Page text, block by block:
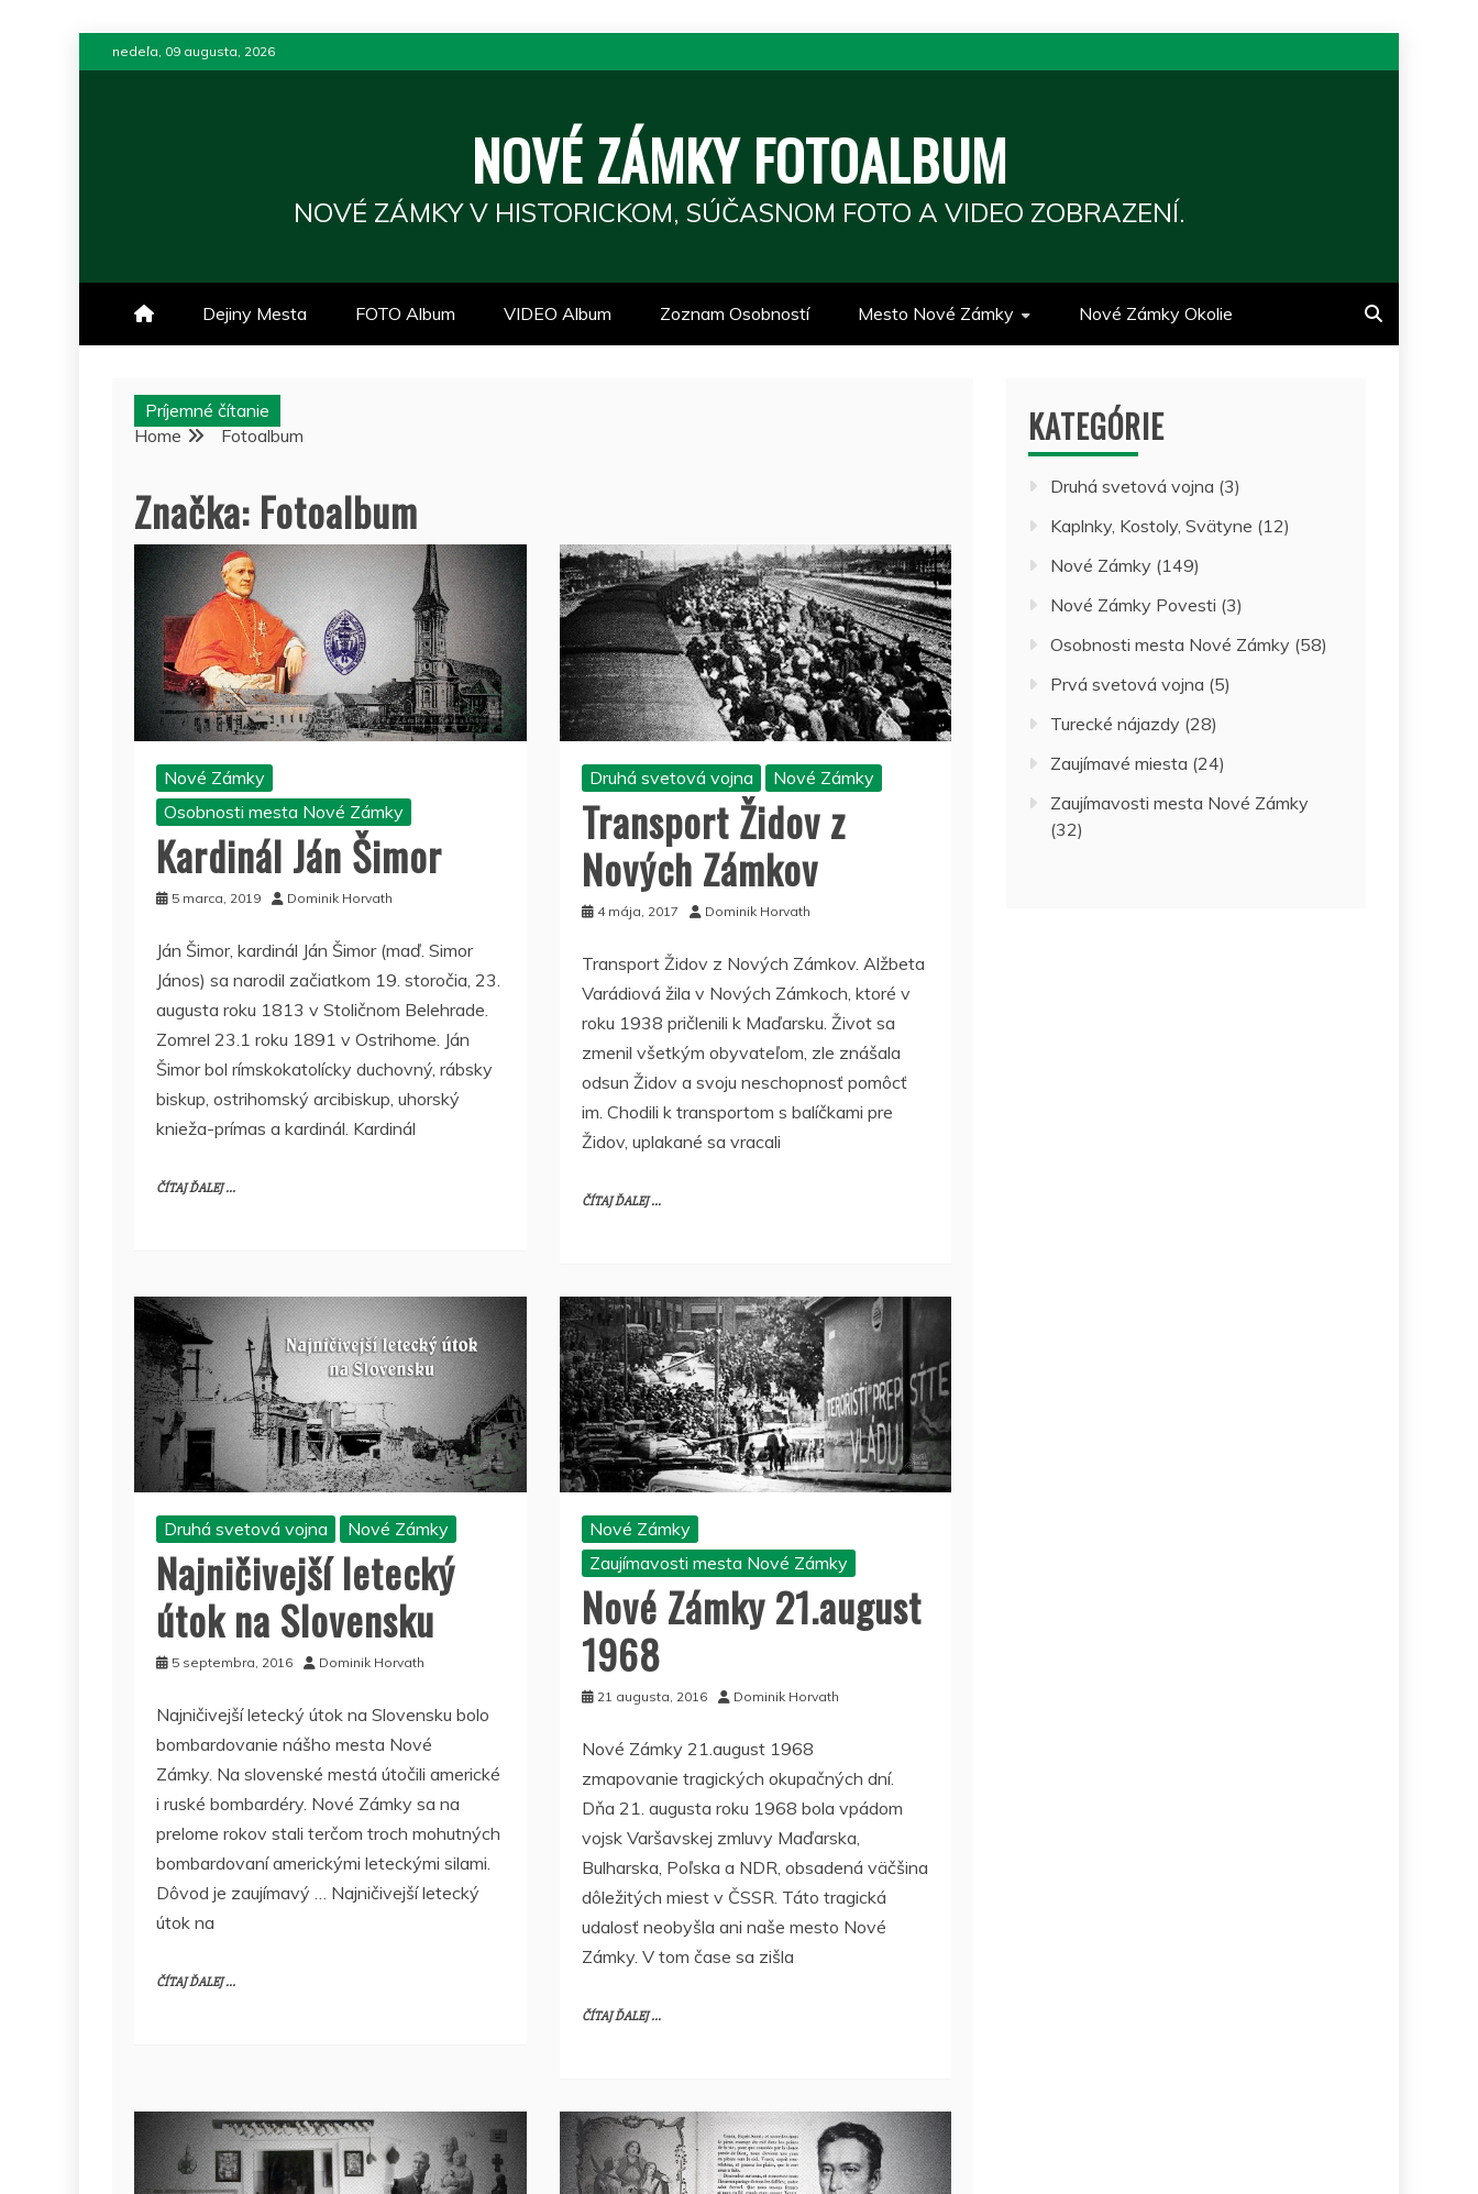
to
nedeľa, 09 augusta, 2026
NOVÉ ZÁMKY FOTOALBUM
NOVÉ ZÁMKY V HISTORICKOM, SÚČASNOM FOTO A VIDEO ZOBRAZENÍ.
Dejiny Mesta FOTO Album VIDEO Album Zoznam Osobností Mesto Nové Zámky Nové Zámky Okolie
Príjemné čítanie
Home
Fotoalbum
Značka: Fotoalbum
Nové Zámky
Osobnosti mesta Nové Zámky
Kardinál Ján Šimor
5 marca, 2019 Dominik Horvath
Ján Šimor, kardinál Ján Šimor (maď. Simor
János) sa narodil začiatkom 19. storočia, 23.
augusta roku 1813 v Stoličnom Belehrade.
Zomrel 23.1 roku 1891 v Ostrihome. Ján
Šimor bol rímskokatolícky duchovný, rábsky
biskup, ostrihomský arcibiskup, uhorský
knieža-prímas a kardinál. Kardinál
ČÍTAJ ĎALEJ ...
Druhá svetová vojna Nové Zámky
Transport Židov z
Nových Zámkov
4 mája, 2017 Dominik Horvath
Transport Židov z Nových Zámkov. Alžbeta
Varádiová žila v Nových Zámkoch, ktoré v
roku 1938 pričlenili k Maďarsku. Život sa
zmenil všetkým obyvateľom, zle znášala
odsun Židov a svoju neschopnosť pomôcť
im. Chodili k transportom s balíčkami pre
Židov, uplakané sa vracali
ČÍTAJ ĎALEJ ...
Druhá svetová vojna Nové Zámky
Najničivejší letecký
útok na Slovensku
5 septembra, 2016 Dominik Horvath
Najničivejší letecký útok na Slovensku bolo
bombardovanie nášho mesta Nové
Zámky. Na slovenské mestá útočili americké
i ruské bombardéry. Nové Zámky sa na
prelome rokov stali terčom troch mohutných
bombardovaní americkými leteckými silami.
Dôvod je zaujímavý … Najničivejší letecký
útok na
ČÍTAJ ĎALEJ ...
Nové Zámky
Zaujímavosti mesta Nové Zámky
Nové Zámky 21.august
1968
21 augusta, 2016 Dominik Horvath
Nové Zámky 21.august 1968
zmapovanie tragických okupačných dní.
Dňa 21. augusta roku 1968 bola vpádom
vojsk Varšavskej zmluvy Maďarska,
Bulharska, Poľska a NDR, obsadená väčšina
dôležitých miest v ČSSR. Táto tragická
udalosť neobyšla ani naše mesto Nové
Zámky. V tom čase sa zišla
ČÍTAJ ĎALEJ ...
KATEGÓRIE
Druhá svetová vojna (3)
Kaplnky, Kostoly, Svätyne (12)
Nové Zámky (149)
Nové Zámky Povesti (3)
Osobnosti mesta Nové Zámky (58)
Prvá svetová vojna (5)
Turecké nájazdy (28)
Zaujímavé miesta (24)
Zaujímavosti mesta Nové Zámky
(32)